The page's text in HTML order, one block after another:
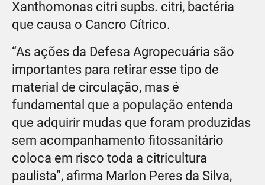
Xanthomonas citri supbs. citri, bactéria
que causa o Cancro Cítrico.
“As ações da Defesa Agropecuária são
importantes para retirar esse tipo de
material de circulação, mas é
fundamental que a população entenda
que adquirir mudas que foram produzidas
sem acompanhamento fitossanitário
coloca em risco toda a citricultura
paulista”, afirma Marlon Peres da Silva,